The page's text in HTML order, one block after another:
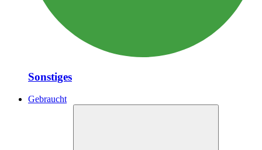
Sonstiges
Gebraucht